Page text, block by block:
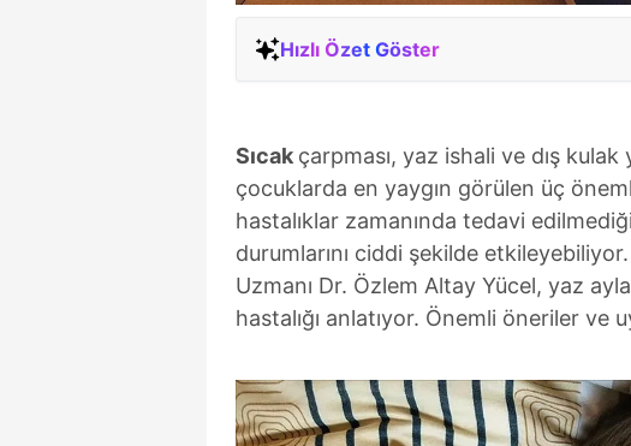
Hızlı Özet Göster
Sıcak çarpması, yaz ishali ve dış kulak
çocuklarda en yaygın görülen üç
hastalıklar zamanında tedavi
durumlarını ciddi şekilde etkileyebiliyor.
Uzmanı Dr. Özlem Altay Yücel, yaz
hastalığı anlatıyor. Önemli öneriler ve